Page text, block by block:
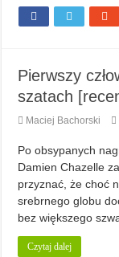
Pierwszy
szatach
Maciej Bachorski
Po obsypanych
Damien Chazelle
przyznać, że choć
srebrnego globu
bez większego
Czytaj dalej